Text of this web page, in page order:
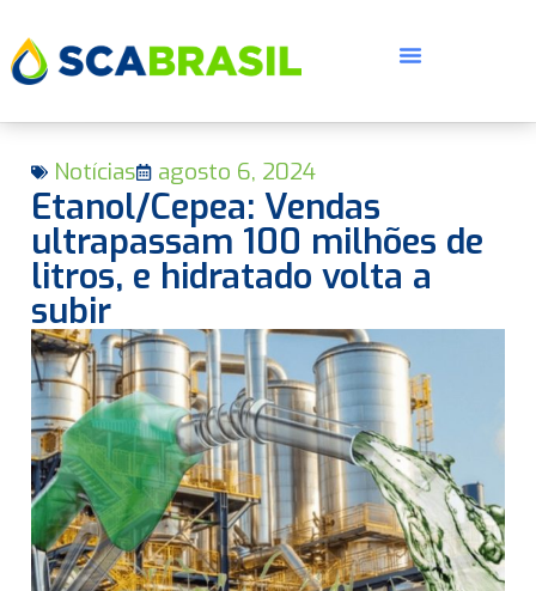
Notícias agosto 6, 2024
Etanol/Cepea: Vendas
ultrapassam 100 milhões de
litros, e hidratado volta a
subir